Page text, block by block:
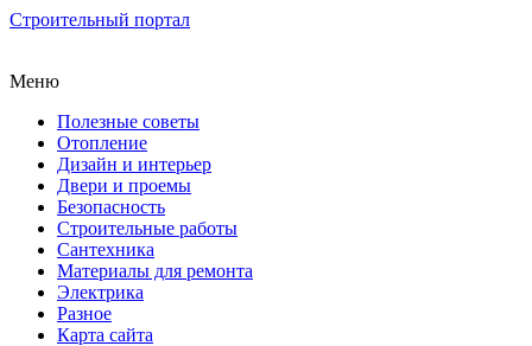
Строительный портал
Меню
Полезные советы
Отопление
Дизайн и интерьер
Двери и проемы
Безопасность
Строительные работы
Сантехника
Материалы для ремонта
Электрика
Разное
Карта сайта